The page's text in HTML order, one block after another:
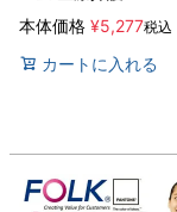
本体価格 ¥5,277税込
カートに入れる